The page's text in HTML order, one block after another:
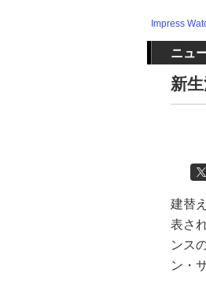
Impress
ニュ
新
建替
表さ
ンス
ン・